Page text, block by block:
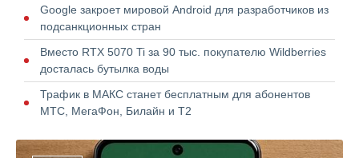
Google закроет мировой Android для разработчиков из
подсанкционных стран
Вместо RTX 5070 Ti за 90 тыс. покупателю Wildberries
досталась бутылка воды
Трафик в МАКС станет бесплатным для абонентов
МТС, МегаФон, Билайн и Т2